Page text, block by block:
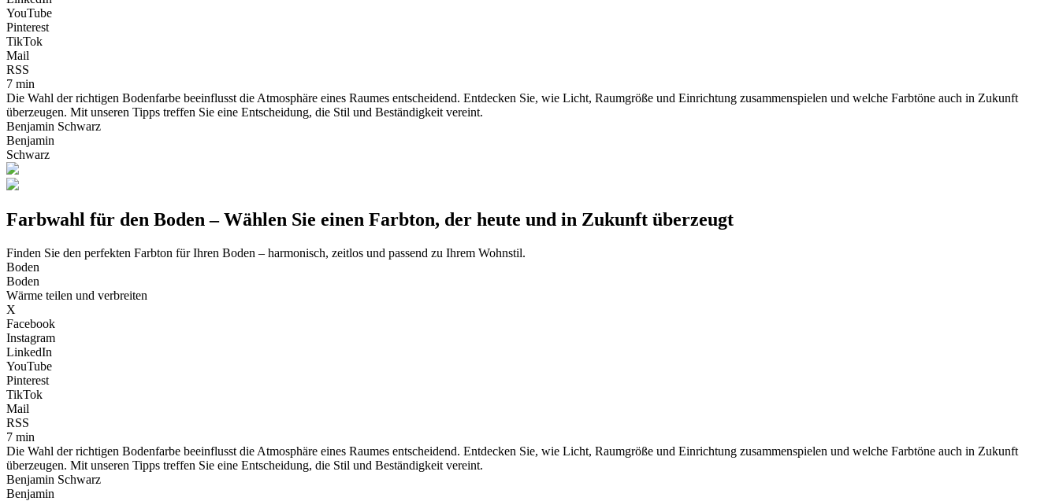
YouTube
Pinterest
TikTok
Mail
RSS
7 min
Die Wahl der richtigen Bodenfarbe beeinflusst die Atmosphäre eines Raumes entscheidend. Entdecken Sie, wie Licht, Raumgröße und Einrichtung zusammenspielen und welche Farbtöne auch in Zukunft
überzeugen. Mit unseren Tipps treffen Sie eine Entscheidung, die Stil und Beständigkeit vereint.
Benjamin Schwarz
Benjamin
Schwarz
Farbwahl für den Boden – Wählen Sie einen Farbton, der heute und in Zukunft überzeugt
Finden Sie den perfekten Farbton für Ihren Boden – harmonisch, zeitlos und passend zu Ihrem Wohnstil.
Boden
Boden
Wärme teilen und verbreiten
X
Facebook
Instagram
LinkedIn
YouTube
Pinterest
TikTok
Mail
RSS
7 min
Die Wahl der richtigen Bodenfarbe beeinflusst die Atmosphäre eines Raumes entscheidend. Entdecken Sie, wie Licht, Raumgröße und Einrichtung zusammenspielen und welche Farbtöne auch in Zukunft
überzeugen. Mit unseren Tipps treffen Sie eine Entscheidung, die Stil und Beständigkeit vereint.
Benjamin Schwarz
Benjamin